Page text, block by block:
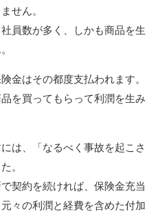
せん。
員数が多く、しかも商品を生
金はその都度支払われます。
を買ってもらって利潤を生み
は、「なるべく事故を起こさ
。
契約を続ければ、保険金充当
々の利潤と経費を含めた付加